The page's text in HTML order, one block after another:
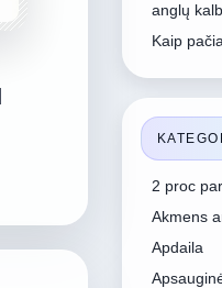
anglų
Kaip
2 proc
Akmens
Apdaila